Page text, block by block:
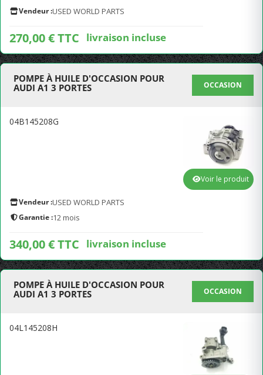
Vendeur :USED WORLD PARTS
270,00 € TTC livraison incluse
POMPE À HUILE D'OCCASION POUR
AUDI A1 3 PORTES
OCCASION
04B145208G
Vendeur :USED WORLD PARTS
Garantie :12 mois
340,00 € TTC livraison incluse
Voir le produit
POMPE À HUILE D'OCCASION POUR
AUDI A1 3 PORTES
OCCASION
04L145208H